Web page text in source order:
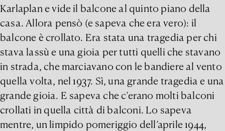
Karlaplan e vide il balcone al quinto piano della
casa. Allora pensò (e sapeva che era vero): il
balcone è crollato. Era stata una tragedia per chi
stava lassù e una gioia per tutti quelli che stavano
in strada, che marciavano con le bandiere al vento
quella volta, nel 1937. Sì, una grande tragedia e una
grande gioia. E sapeva che c’erano molti balconi
crollati in quella città di balconi. Lo sapeva
mentre, un limpido pomeriggio dell’aprile 1944,